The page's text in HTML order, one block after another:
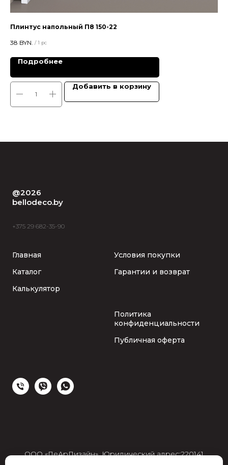
Плинтус напольный П8 150-22
38 BYN. / 1 pc
Подробнее
Добавить в корзину
@2026
bellodeco.by
+375 29 682-35-90
Главная
Каталог
Калькулятор
Условия покупки
Гарантии и возврат
Политика
конфиденциальности
Публичная оферта
ООО «ЛеАрДизайн», Юридический адрес:220141